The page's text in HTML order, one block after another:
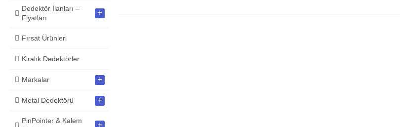
Dedektör İlanları –
Fiyatları
+
Fırsat Ürünleri
Kiralık Dedektörler
Markalar +
Metal Dedektörü +
PinPointer & Kalem
+